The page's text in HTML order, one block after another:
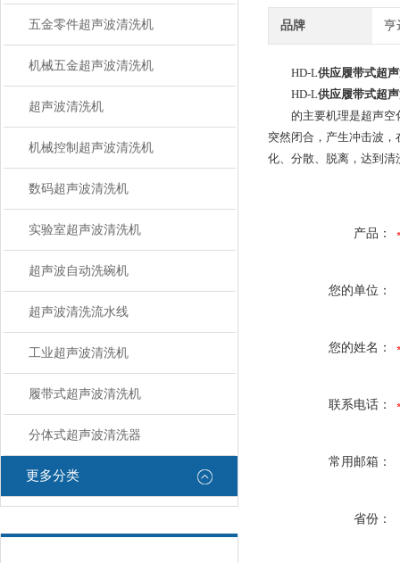
五金零件超声波清洗机
机械五金超声波清洗机
超声波清洗机
机械控制超声波清洗机
数码超声波清洗机
实验室超声波清洗机
超声波自动洗碗机
超声波清洗流水线
工业超声波清洗机
履带式超声波清洗机
分体式超声波清洗器
更多分类
品牌 亨
HD-L供应履带式超
HD-L供应履带式超
的主要机理是超声
突然闭合，产生冲击波
化、分散、脱离，达到
产品：
您的单位：
您的姓名：
联系电话：
常用邮箱：
省份：